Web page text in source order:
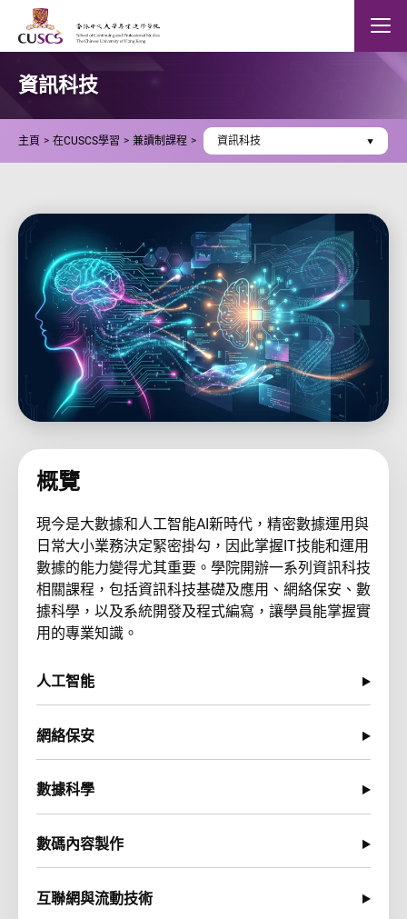
Skip to main content
The Chinese Univeristy of hong Kong Mobile
資訊科技
主頁 在CUSCS學習 兼讀制課程 資訊科技
概覽
現今是大數據和人工智能AI新時代，精密數據運用與
日常大小業務決定緊密掛勾，因此掌握IT技能和運用
數據的能力變得尤其重要。學院開辦一系列資訊科技
相關課程，包括資訊科技基礎及應用、網絡保安、數
據科學，以及系統開發及程式編寫，讓學員能掌握實
用的專業知識。
人工智能
網絡保安
數據科學
數碼內容製作
互聯網與流動技術